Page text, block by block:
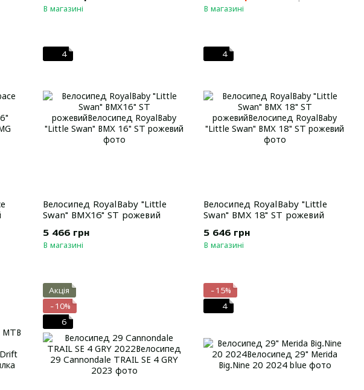
В магазині В магазині
4
Велосипед RoyalBaby "Little
Swan" BMX16" ST рожевий
5 466 грн
В магазині
4
Велосипед RoyalBaby "Little
Swan" BMX 18" ST рожевий
5 646 грн
В магазині
Акція
−10%
6
−15%
4